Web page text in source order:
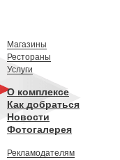
Магазины
Рестораны
Услуги
О комплексе
Как добраться
Новости
Фотогалерея
Рекламодателям